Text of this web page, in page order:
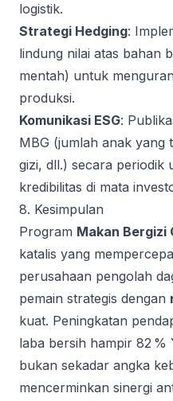
logistik.
Strategi Hedging:
lindung nilai atas bahan
mentah) untuk
produksi.
Komunikasi ESG:
MBG (jumlah anak yang
gizi, dll.) secara periodik
kredibilitas di mata
8. Kesimpulan
Program Makan Bergizi
katalis yang
perusahaan pengolah
pemain strategis dengan
kuat. Peningkatan
laba bersih hampir 82 %
bukan sekadar angka
mencerminkan sinergi